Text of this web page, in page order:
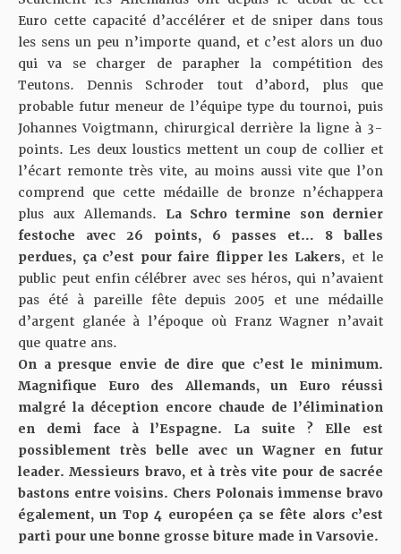
Euro cette capacité d’accélérer et de sniper dans tous
les sens un peu n’importe quand, et c’est alors un duo
qui va se charger de parapher la compétition des
Teutons. Dennis Schroder tout d’abord, plus que
probable futur meneur de l’équipe type du tournoi, puis
Johannes Voigtmann, chirurgical derrière la ligne à 3-
points. Les deux loustics mettent un coup de collier et
l’écart remonte très vite, au moins aussi vite que l’on
comprend que cette médaille de bronze n’échappera
plus aux Allemands. La Schro termine son dernier
festoche avec 26 points, 6 passes et… 8 balles
perdues, ça c’est pour faire flipper les Lakers, et le
public peut enfin célébrer avec ses héros, qui n’avaient
pas été à pareille fête depuis 2005 et une médaille
d’argent glanée à l’époque où Franz Wagner n’avait
que quatre ans.
On a presque envie de dire que c’est le minimum.
Magnifique Euro des Allemands, un Euro réussi
malgré la déception encore chaude de l’élimination
en demi face à l’Espagne. La suite ? Elle est
possiblement très belle avec un Wagner en futur
leader. Messieurs bravo, et à très vite pour de sacrée
bastons entre voisins. Chers Polonais immense bravo
également, un Top 4 européen ça se fête alors c’est
parti pour une bonne grosse biture made in Varsovie.